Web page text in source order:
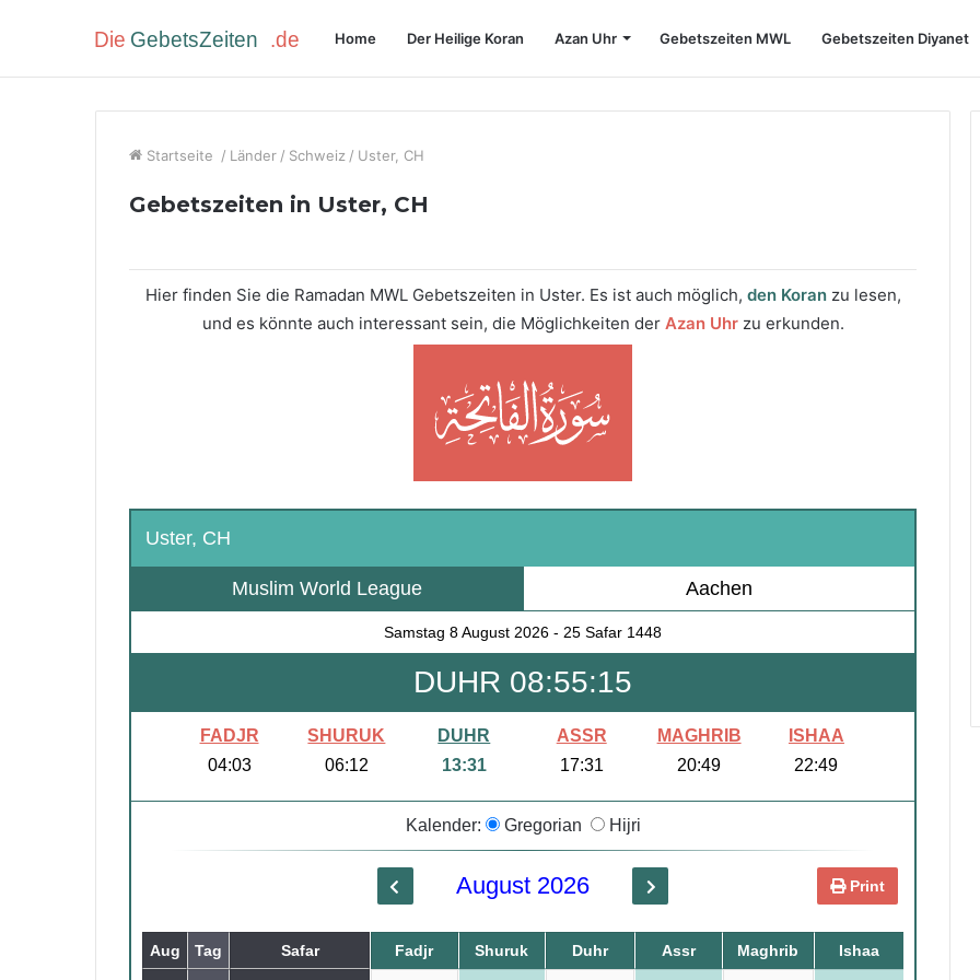
Home Der Heilige Koran Azan Uhr Gebetszeiten MWL Gebetszeiten Diyanet
Startseite / Länder / Schweiz / Uster, CH
Gebetszeiten in Uster, CH
Hier finden Sie die Ramadan MWL Gebetszeiten in Uster. Es ist auch möglich, den Koranzu lesen,
und es könnte auch interessant sein, die Möglichkeiten der Azan Uhr zu erkunden.
Uster, CH
Muslim World League Aachen
Samstag 8 August 2026 - 25 Safar 1448
DUHR 08:55:14
FADJR
04:03
SHURUK
06:12
DUHR
13:31
ASSR
17:31
MAGHRIB
20:49
ISHAA
22:49
Kalender: Gregorian Hijri
Print
August 2026
Aug Tag Safar Fadjr Shuruk Duhr Assr Maghrib Ishaa